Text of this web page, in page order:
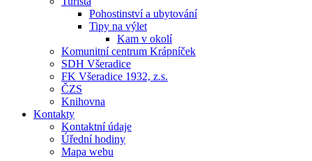
Pohostinství a ubytování
Tipy na výlet
Kam v okolí
Komunitní centrum Krápníček
SDH Všeradice
FK Všeradice 1932, z.s.
ČZS
Knihovna
Kontakty
Kontaktní údaje
Úřední hodiny
Mapa webu